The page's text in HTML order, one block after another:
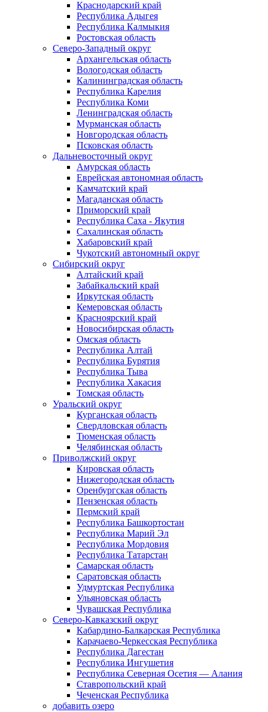
Краснодарский край
Республика Адыгея
Республика Калмыкия
Ростовская область
Северо-Западный округ
Архангельская область
Вологодская область
Калининградская область
Республика Карелия
Республика Коми
Ленинградская область
Мурманская область
Новгородская область
Псковская область
Дальневосточный округ
Амурская область
Еврейская автономная область
Камчатский край
Магаданская область
Приморский край
Республика Саха - Якутия
Сахалинская область
Хабаровский край
Чукотский автономный округ
Сибирский округ
Алтайский край
Забайкальский край
Иркутская область
Кемеровская область
Красноярский край
Новосибирская область
Омская область
Республика Алтай
Республика Бурятия
Республика Тыва
Республика Хакасия
Томская область
Уральский округ
Курганская область
Свердловская область
Тюменская область
Челябинская область
Приволжский округ
Кировская область
Нижегородская область
Оренбургская область
Пензенская область
Пермский край
Республика Башкортостан
Республика Марий Эл
Республика Мордовия
Республика Татарстан
Самарская область
Саратовская область
Удмуртская Республика
Ульяновская область
Чувашская Республика
Северо-Кавказский округ
Кабардино-Балкарская Республика
Карачаево-Черкесская Республика
Республика Дагестан
Республика Ингушетия
Республика Северная Осетия — Алания
Ставропольский край
Чеченская Республика
добавить озеро